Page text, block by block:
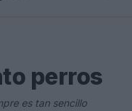
perros
es tan sencillo